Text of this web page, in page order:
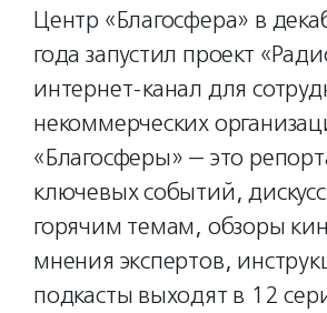
Центр «Благосфера» в
года запустил проект
интернет-канал для
некоммерческих
«Благосферы» — это
ключевых событий,
горячим темам, обзоры
мнения экспертов,
подкасты выходят в 12